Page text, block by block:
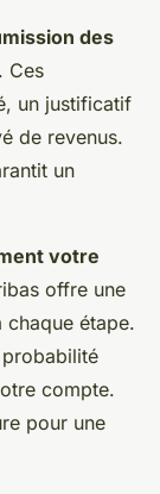
des
Ces
un justificatif
de revenus.
un
votre
offre une
étape.
compte.
pour une